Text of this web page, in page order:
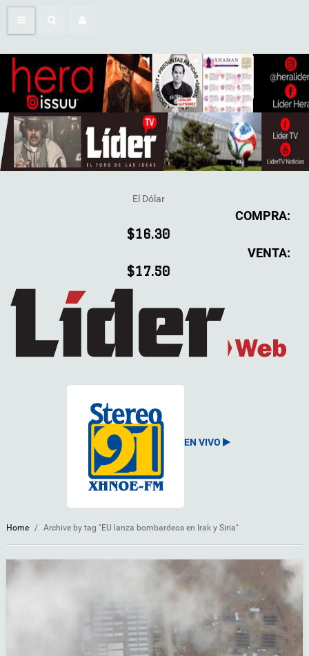
El Dólar
COMPRA:
$16.30
VENTA:
$17.50
EN VIVO
Home / Archive by tag "EU lanza bombardeos en Irak y Siria"